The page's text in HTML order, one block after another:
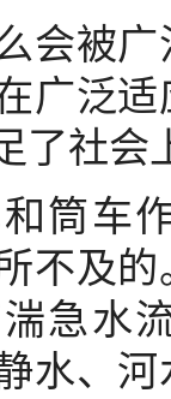
被广
广泛
了社会
车作
不及
急水
水、